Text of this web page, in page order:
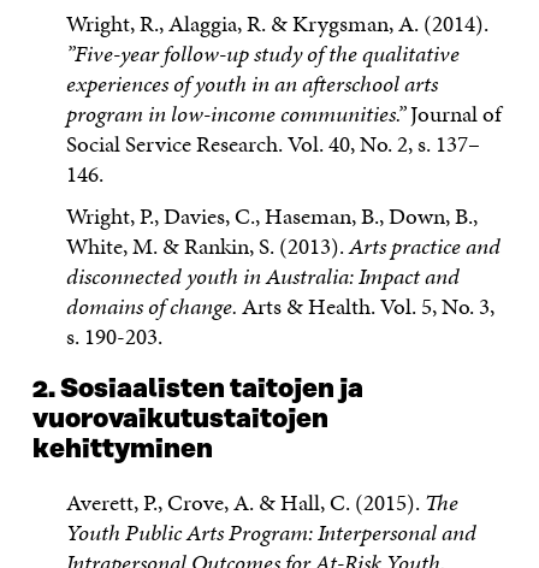
Wright, R., Alaggia, R. & Krygsman, A. (2014).
”Five-year follow-up study of the qualitative
experiences of youth in an afterschool arts
program in low-income communities.”Journal of
Social Service Research. Vol. 40, No. 2, s. 137–
146.
Wright, P., Davies, C., Haseman, B., Down, B.,
White, M. & Rankin, S. (2013).Arts practice and
disconnected youth in Australia: Impact and
domains of change.Arts & Health. Vol. 5, No. 3,
s. 190-203.
2. Sosiaalisten taitojen ja
vuorovaikutustaitojen
kehittyminen
Averett, P., Crove, A. & Hall, C. (2015). The
Youth Public Arts Program: Interpersonal and